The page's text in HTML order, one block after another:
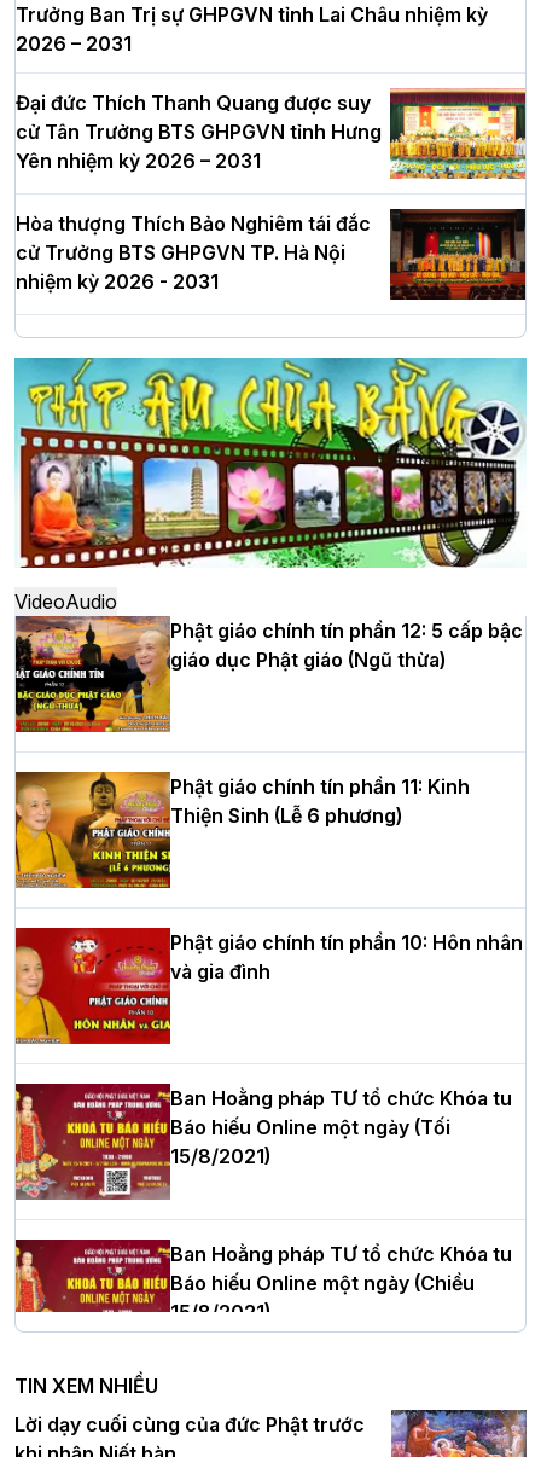
Trưởng Ban Trị sự GHPGVN tỉnh Lai Châu nhiệm kỳ
2026 – 2031
Đại đức Thích Thanh Quang được suy
cử Tân Trưởng BTS GHPGVN tỉnh Hưng
Yên nhiệm kỳ 2026 – 2031
Hòa thượng Thích Bảo Nghiêm tái đắc
cử Trưởng BTS GHPGVN TP. Hà Nội
nhiệm kỳ 2026 - 2031
Hà Nội: Long trọng lễ khởi công xây
dựng Trung tâm văn hóa Phật giáo Thủ
đô
Hà Nội: Ngày tu học cuối cùng khép lại
khóa sinh hoạt Phật pháp mùa hè lần
thứ XIV tại chùa Bằng
Học yêu thương trong ngày tu tập thứ
tư của Khóa sinh hoạt Phật pháp mùa
hè tại chùa Bằng
HT.Thích Thọ Lạc được suy cử làm tân
Trưởng BTS GHPGVN tỉnh Nghệ An
Hòa thượng Thích Quảng Tùng tái đắc
cử Trưởng BTS GHPGVN thành phố Hải
Phòng nhiệm kỳ 2026 – 2031
Thượng tọa Thích Tâm Chính được suy
cử tân Trưởng ban Trị sự GHPGVN tỉnh
Hà Nội: Tăng Ni Trường hạ Bồ Đề trang
nghiêm tác pháp Tiền an cư PL.2570 –
DL.2026
VideoAudio
Phật giáo chính tín phần 12: 5 cấp bậc
giáo dục Phật giáo (Ngũ thừa)
Phật giáo chính tín phần 11: Kinh
Thiện Sinh (Lễ 6 phương)
Phật giáo chính tín phần 10: Hôn nhân
và gia đình
Ban Hoằng pháp TƯ tổ chức Khóa tu
Báo hiếu Online một ngày (Tối
15/8/2021)
Ban Hoằng pháp TƯ tổ chức Khóa tu
Báo hiếu Online một ngày (Chiều
15/8/2021)
Ban Hoằng pháp TƯ tổ chức Khóa tu
Báo hiếu Online một ngày (Sáng
TIN XEM NHIỀU
Lời dạy cuối cùng của đức Phật trước